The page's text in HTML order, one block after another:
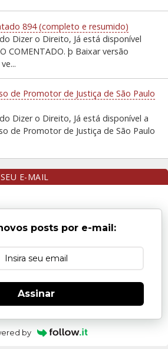
894 (completo e resumido)
Dizer o Direito, Já está disponível
COMENTADO. þ Baixar versão
de Promotor de Justiça de São Paulo
Dizer o Direito, Já está disponível a
de Promotor de Justiça de São Paulo
E-MAIL
posts por e-mail:
Assinar
by